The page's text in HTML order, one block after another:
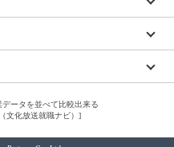
データを並べて比較出来る
文化放送就職ナビ）]